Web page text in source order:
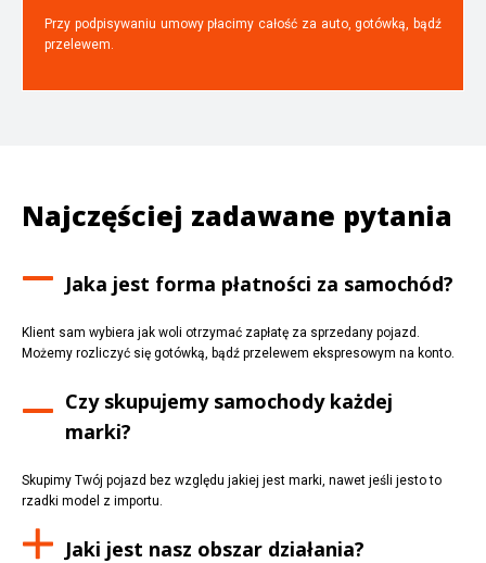
Przy podpisywaniu umowy płacimy całość za auto, gotówką, bądź
przelewem.
Najczęściej zadawane pytania
Jaka jest forma płatności za samochód?
Klient sam wybiera jak woli otrzymać zapłatę za sprzedany pojazd.
Możemy rozliczyć się gotówką, bądź przelewem ekspresowym na konto.
Czy skupujemy samochody każdej
marki?
Skupimy Twój pojazd bez względu jakiej jest marki, nawet jeśli jesto to
rzadki model z importu.
Jaki jest nasz obszar działania?